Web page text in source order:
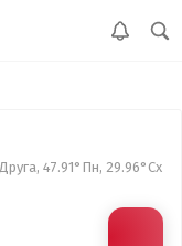
47.91°Пн, 29.96°Сх